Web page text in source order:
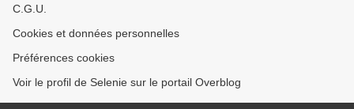
C.G.U.
Cookies et données personnelles
Préférences cookies
Voir le profil de Selenie sur le portail Overblog